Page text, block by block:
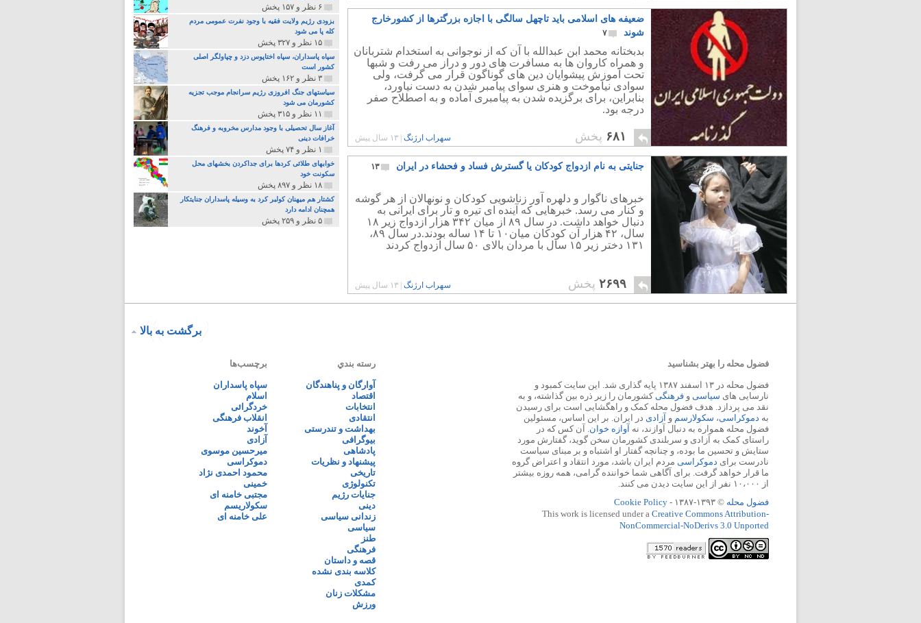
ضعیفه های اسلامی باید تاچهل سالگی با اجازه بزرگترها از کشورخارج
شوند
۷
بدبختانه محمد ابن عبدالله با آن که از نوجوانی به استخدام شتربانان
و همراه کاروان ها به مسافرت های دور و دراز می رفت و شبها
تحت آموزش پیشوایان دین های گوناگون قرار می گرفت، ولی
سوادی نیاموخت و هنری سوای پیامبر شدن به دست نیاورد،
بنابراین، برای برگزیده شدن به پیامبری آماده و به اصطلاح صفر
درجه بود.
۶۸۱ پخش سهراب ارژنگ ۱۳ سال پیش
جنایتی به نام ازدواج کودکان یا گسترش فساد و فحشاء در ایران ۱۳
خبرهای ناگوار و دلهره آور زناشویی کودکان و نونهالان از هر گوشه
و کنار می رسد. خبرهایی که آینده ای تیره و تار برای ایرانی به
دنبال خواهد داشت. در سال ۸۹ از میان ۳۴۲ هزار ازدواج زیر ۱۸
سال، ۴۲ هزار آن کودکان میان۱۰ تا ۱۴ ساله بودند.در سال ۸۹،
۱۳۱ دختر زیر ۱۵ سال با مردان بالای ۵۰ سال ازدواج کردند
۲۶۹۹ پخش سهراب ارژنگ ۱۳ سال پیش
۶ نظر و ۱۵۷ پخش
بزودی رژیم ولایت فقیه با وجود نفرت عمومی مردم
کله پا می شود
۱۵ نظر و ۳۲۷ پخش
سپاه پاسداران، سپاه اختاپوس دزد و چپاولگر اصلی
کشور است
۳ نظر و ۱۶۲ پخش
سیاستهای جنگ افروزی رژیم سرانجام موجب تجزیه
کشورمان می شود
۱۱ نظر و ۳۱۵ پخش
آغاز سال تحصیلی با وجود مدارس مخروبه و فرهنگ
خرافات دینی
۱ نظر و ۷۴ پخش
خوابهای طلائی کردها برای جداکردن بخشهای محل
سکونت خود
۱۸ نظر و ۸۹۷ پخش
کشتار هم میهنان کولبر کرد به وسیله پاسداران جنایتکار
همچنان ادامه دارد
۵ نظر و ۲۵۹ پخش
برگشت به بالا
فضول محله را بهتر بشناسید
فضول محله در ۱۳ اسفند ۱۳۸۷ پایه گذاری شد. این سایت کمبود و
نارسایی های سیاسی و فرهنگیکشورمان را زیر ذره بین گذاشته، و به
نقد می پردازد. هدف فضول محله کمک و راهگشایی است برای رسیدن
به دموکراسی، سکولارسم و آزادی در ایران. بر این اساس، مسئولین
فضول محله همواره به دنبال آوازند، نه آوازه خوان. آن کس که در
راستای کمک به آزادی و سربلندی کشورمان سخن گوید، گفتارش مورد
ستایش و تحسین ما بوده، و چنانچه گفتار او اشتباه و بر مبنای سیاست
نادرست برای دموکراسی مردم ایران باشد، مورد انتقاد و اعتراض گروه
ما قرار خواهد گرفت. برای آگاهی شما خواننده گرامی، همه روزه بیشتر
از ۱۰،۰۰۰ نفر از این سایت دیدن می کنند.
فضول محله © ۱۳۹۳-۱۳۸۷ -
Cookie Policy
This work is licensed under a Creative Commons Attribution-
NonCommercial-NoDerivs 3.0 Unported
رسته بندي
آوارگان و پناهندگان
اقتصاد
انتخابات
انتقادی
بهداشت و تندرستی
بیوگرافی
پادشاهی
پیشنهاد و نظریات
تاریخی
تکنولوژی
جنایات رژیم
دینی
زندانی سیاسی
سیاسی
طنز
فرهنگی
قصه و داستان
کلاسه بندی نشده
کمدی
مشکلات زنان
ورزش
برچسب‌ها
سپاه پاسداران
اسلام
خردگرائی
انقلاب فرهنگی
آخوند
آزادی
میرحسین موسوی
دموکراسی
محمود احمدی نژاد
خمینی
مجتبی خامنه ای
سکولاریسم
علی خامنه ای